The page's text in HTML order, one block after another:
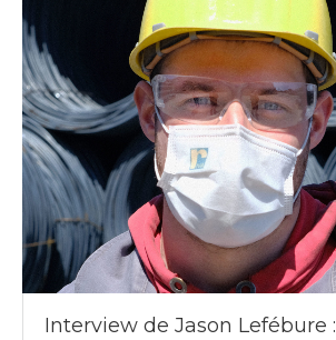
Interview de Jason Lefébure :